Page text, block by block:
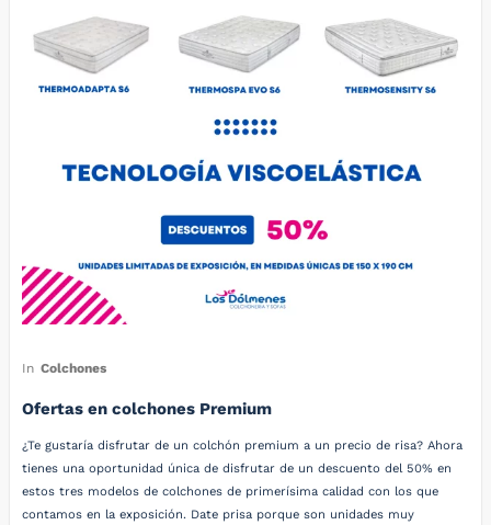
In Colchones
Ofertas en colchones Premium
¿Te gustaría disfrutar de un colchón premium a un precio de risa? Ahora
tienes una oportunidad única de disfrutar de un descuento del 50% en
estos tres modelos de colchones de primerísima calidad con los que
contamos en la exposición. Date prisa porque son unidades muy